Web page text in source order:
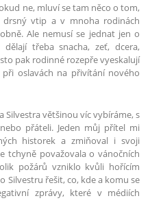
ne, mluví se tam něco o tom,
vtip a v mnoha rodinách
Ale nemusí se jednat jen o
třeba snacha, zeť, dcera,
pak rodinné rozepře vyeskalují
oslavách na přivítání nového
Silvestra většinou víc vybíráme, s
přáteli. Jeden můj přítel mi
historek a zmiňoval i svoji
tchyně považovala o vánočních
požárů vzniklo kvůli hořícím
Silvestru řešit, co, kde a komu se
zprávy, které v médiích